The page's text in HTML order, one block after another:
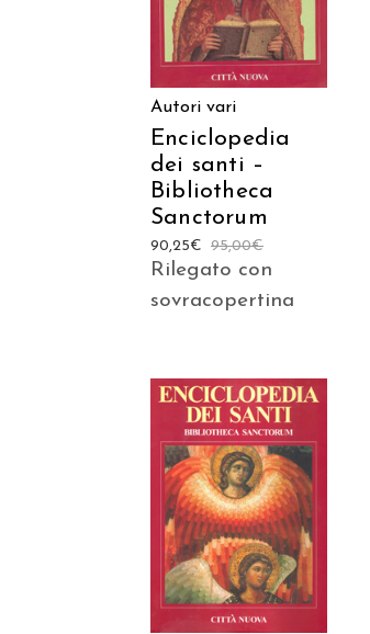
Autori vari
Enciclopedia
dei santi –
Bibliotheca
Sanctorum
95,00€
90,25€
Rilegato con
sovracopertina
AGGIUNGI AL
CARRELLO